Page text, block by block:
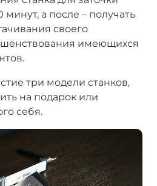
минут, а после – получать
своего
имеющихся
три модели станков,
на подарок или
себя.